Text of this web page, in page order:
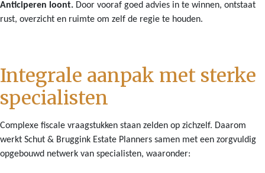
Anticiperen loont. Door vooraf goed advies in te winnen, ontstaat
rust, overzicht en ruimte om zelf de regie te houden.
Integrale aanpak met sterke
specialisten
Complexe fiscale vraagstukken staan zelden op zichzelf. Daarom
werkt Schut & Bruggink Estate Planners samen met een zorgvuldig
opgebouwd netwerk van specialisten, waaronder: